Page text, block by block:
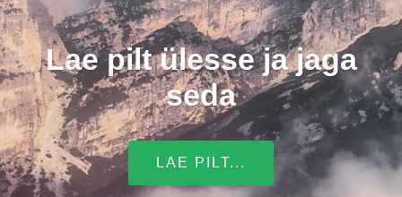
Lae pilt ülesse ja jaga
seda
LAE PILT...